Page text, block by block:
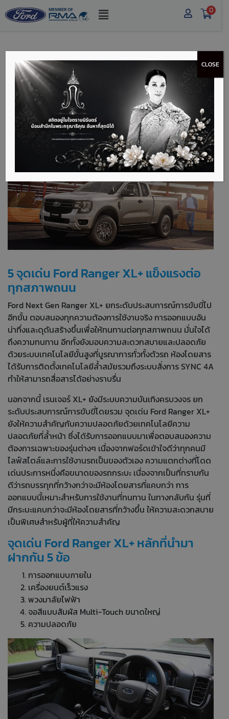
0
5 จุดเด่น FORD
RANGER XL+ แข็งแรง
ต่อทุกสภาพถนน
5 จุดเด่น Ford Ranger XL+ แข็งแรงต่อ
ทุกสภาพถนน
Ford Next Gen Ranger XL+ ยกระดับประสบการณ์การขับขี่ไป
อีกขั้น ตอบสนองทุกความต้องการใช้งานจริง การออกแบบอัน
น่าทึ่งและดุดันสร้างขึ้นเพื่อให้ทนทานต่อทุกสภาพถนน มั่นใจได้
ถึงความทนทาน อีกทั้งยังมอบความสะดวกสบายและปลอดภัย
ด้วยระบบเทคโนโลยีขั้นสูงที่บูรณาการทั่วทั้งตัวรถ ห้องโดยสาร
ได้รับการติดตั้งเทคโนโลยีล้ำสมัยรวมถึงระบบสั่งการ SYNC 4A
ทำให้สามารถสื่อสารได้อย่างราบรื่น
นอกจากนี้ เรนเจอร์ XL+ ยังมีระบบความบันเทิงครบวงจร ยก
ระดับประสบการณ์การขับขี่โดยรวม จุดเด่น Ford Ranger XL+
ยังให้ความสำคัญกับความปลอดภัยด้วยเทคโนโลยีความ
ปลอดภัยที่ล้ำหน้า ซึ่งได้รับการออกแบบมาเพื่อตอบสนองความ
ต้องการเฉพาะของรุ่นต่างๆ เนื่องจากฟอร์ดเข้าใจดีว่าทุกคนมี
ไลฟ์สไตล์และการใช้งานรถเป็นของตัวเอง ความแตกต่างที่โดด
เด่นประการหนึ่งคือขนาดของรถกระบะ เนื่องจากเป็นที่ทราบกัน
ดีว่ารถบรรทุกที่กว้างกว่าจะมีห้องโดยสารที่แคบกว่า การ
ออกแบบนี้เหมาะสำหรับการใช้งานที่ทนทาน ในทางกลับกัน รุ่นที่
มีกระบะแคบกว่าจะมีห้องโดยสารที่กว้างขึ้น ให้ความสะดวกสบาย
เป็นพิเศษสำหรับผู้ที่ให้ความสำคัญ
จุดเด่น Ford Ranger XL+ หลักที่นำมา
ฝากกัน 5 ข้อ
การออกแบบภายใน
เครื่องยนต์เร็วแรง
พวงมาลัยไฟฟ้า
จอสีแบบสัมผัส Multi-Touch ขนาดใหญ่
ความปลอดภัย
CLOSE